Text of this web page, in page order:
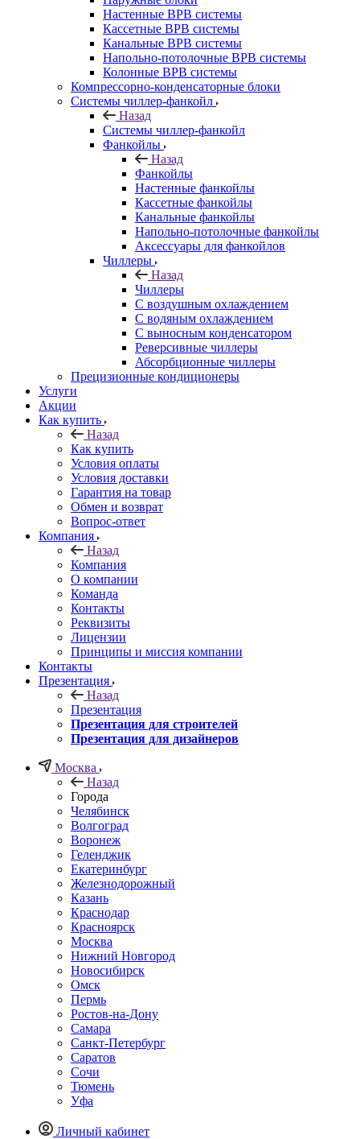
Настенные ВРВ системы
Кассетные ВРВ системы
Канальные ВРВ системы
Напольно-потолочные ВРВ системы
Колонные ВРВ системы
Компрессорно-конденсаторные блоки
Системы чиллер-фанкойл
Назад
Системы чиллер-фанкойл
Фанкойлы
Назад
Фанкойлы
Настенные фанкойлы
Кассетные фанкойлы
Канальные фанкойлы
Напольно-потолочные фанкойлы
Аксессуары для фанкойлов
Чиллеры
Назад
Чиллеры
С воздушным охлаждением
С водяным охлаждением
С выносным конденсатором
Реверсивные чиллеры
Абсорбционные чиллеры
Прецизионные кондиционеры
Услуги
Акции
Как купить
Назад
Как купить
Условия оплаты
Условия доставки
Гарантия на товар
Обмен и возврат
Вопрос-ответ
Компания
Назад
Компания
О компании
Команда
Контакты
Реквизиты
Лицензии
Принципы и миссия компании
Контакты
Презентация
Назад
Презентация
Презентация для строителей
Презентация для дизайнеров
Москва
Назад
Города
Челябинск
Волгоград
Воронеж
Геленджик
Екатеринбург
Железнодорожный
Казань
Краснодар
Красноярск
Москва
Нижний Новгород
Новосибирск
Омск
Пермь
Ростов-на-Дону
Самара
Санкт-Петербург
Саратов
Сочи
Тюмень
Уфа
Личный кабинет